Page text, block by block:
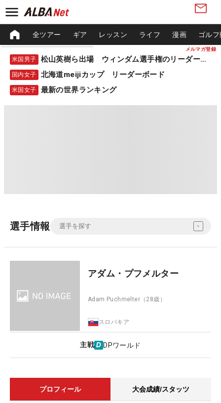
メルマガ登録
全ツアー ギア レッスン ライフ 漫画 ゴル
米国男子 松山英樹ら出場 ウィンダム選手権のリーダーボード
国内女子 北海道meijiカップ リーダーボード
米国女子 最新の世界ランキング
選手情報
アダム・プフメルター
Adam Puchmelter （28歳）
スロバキア
主戦 DPワールド
プロフィール 大会成績/スタッツ